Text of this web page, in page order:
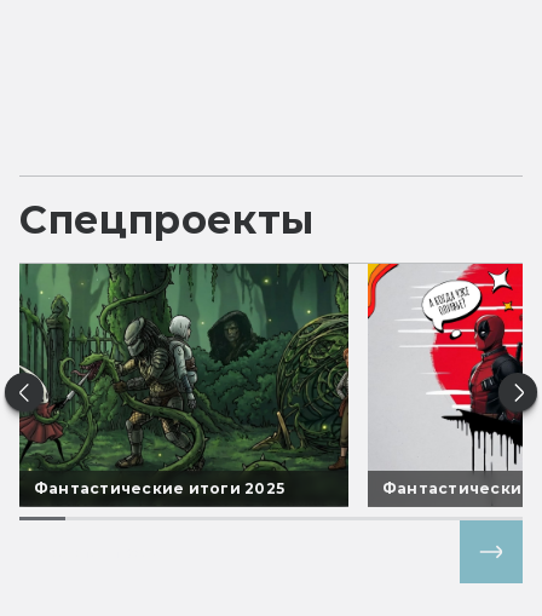
Спецпроекты
Фантастические итоги 2025 Фантастические